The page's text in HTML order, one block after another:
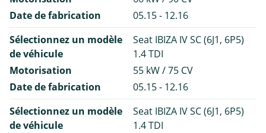
Date de fabrication
05.15 - 12.16
Sélectionnez un modèle
de véhicule
Seat IBIZA IV SC (6J1, 6P5)
1.4 TDI
Motorisation
55 kW / 75 CV
Date de fabrication
05.15 - 12.16
Sélectionnez un modèle
de véhicule
Seat IBIZA IV SC (6J1, 6P5)
1.4 TDI